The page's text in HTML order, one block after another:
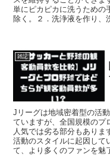
単にピカピカに洗うための
除く。２．洗浄液を作り、
雑記
Jリーグは地域密着型の活
ていますが、全国規模のプ
人気では劣る部分もあり
活動のスタイルに起因して
て、より多くのファンを魅